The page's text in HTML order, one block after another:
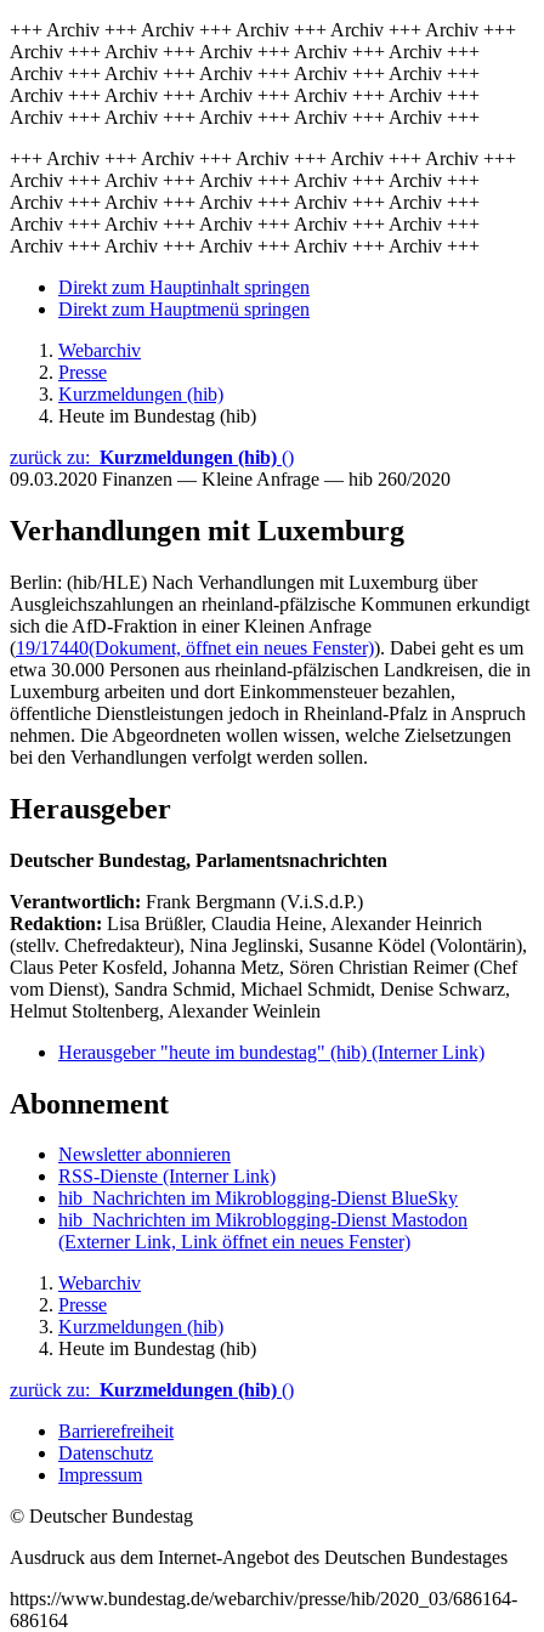
+++ Archiv +++ Archiv +++ Archiv +++ Archiv +++ Archiv +++
Archiv +++ Archiv +++ Archiv +++ Archiv +++ Archiv +++
Archiv +++ Archiv +++ Archiv +++ Archiv +++ Archiv +++
Archiv +++ Archiv +++ Archiv +++ Archiv +++ Archiv +++
Archiv +++ Archiv +++ Archiv +++ Archiv +++ Archiv +++
+++ Archiv +++ Archiv +++ Archiv +++ Archiv +++ Archiv +++
Archiv +++ Archiv +++ Archiv +++ Archiv +++ Archiv +++
Archiv +++ Archiv +++ Archiv +++ Archiv +++ Archiv +++
Archiv +++ Archiv +++ Archiv +++ Archiv +++ Archiv +++
Archiv +++ Archiv +++ Archiv +++ Archiv +++ Archiv +++
Direkt zum Hauptinhalt springen
Direkt zum Hauptmenü springen
Webarchiv
Presse
Kurzmeldungen (hib)
Heute im Bundestag (hib)
zurück zu: Kurzmeldungen (hib) ()
09.03.2020 Finanzen — Kleine Anfrage — hib 260/2020
Verhandlungen mit Luxemburg
Berlin: (hib/HLE) Nach Verhandlungen mit Luxemburg über
Ausgleichszahlungen an rheinland-pfälzische Kommunen erkundigt
sich die AfD-Fraktion in einer Kleinen Anfrage
(19/17440(Dokument, öffnet ein neues Fenster)). Dabei geht es um
etwa 30.000 Personen aus rheinland-pfälzischen Landkreisen, die in
Luxemburg arbeiten und dort Einkommensteuer bezahlen,
öffentliche Dienstleistungen jedoch in Rheinland-Pfalz in Anspruch
nehmen. Die Abgeordneten wollen wissen, welche Zielsetzungen
bei den Verhandlungen verfolgt werden sollen.
Herausgeber
Deutscher Bundestag, Parlamentsnachrichten
Verantwortlich: Frank Bergmann (V.i.S.d.P.)
Redaktion: Lisa Brüßler, Claudia Heine, Alexander Heinrich
(stellv. Chefredakteur), Nina Jeglinski, Susanne Ködel (Volontärin),
Claus Peter Kosfeld, Johanna Metz, Sören Christian Reimer (Chef
vom Dienst), Sandra Schmid, Michael Schmidt, Denise Schwarz,
Helmut Stoltenberg, Alexander Weinlein
Herausgeber "heute im bundestag" (hib) (Interner Link)
Abonnement
Newsletter abonnieren
RSS-Dienste (Interner Link)
hib_Nachrichten im Mikroblogging-Dienst BlueSky
hib_Nachrichten im Mikroblogging-Dienst Mastodon
(Externer Link, Link öffnet ein neues Fenster)
Webarchiv
Presse
Kurzmeldungen (hib)
Heute im Bundestag (hib)
zurück zu: Kurzmeldungen (hib) ()
Barrierefreiheit
Datenschutz
Impressum
© Deutscher Bundestag
Ausdruck aus dem Internet-Angebot des Deutschen Bundestages
https://www.bundestag.de/webarchiv/presse/hib/2020_03/686164-
686164